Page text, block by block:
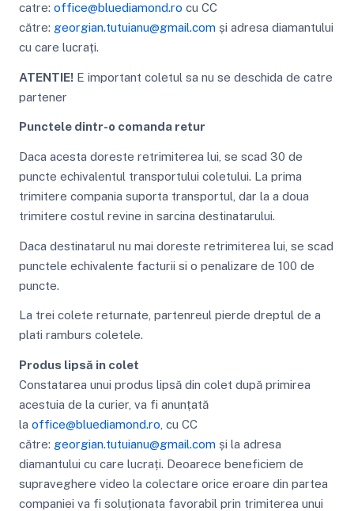
catre: office@bluediamond.ro cu CC
către: georgian.tutuianu@gmail.comși adresa diamantului
cu care lucrați.
ATENTIE!E important coletul sa nu se deschida de catre
partener
Punctele dintr-o comanda retur
Daca acesta doreste retrimiterea lui, se scad 30 de
puncte echivalentul transportului coletului. La prima
trimitere compania suporta transportul, dar la a doua
trimitere costul revine in sarcina destinatarului.
Daca destinatarul nu mai doreste retrimiterea lui, se scad
punctele echivalente facturii si o penalizare de 100 de
puncte.
La trei colete returnate, partenreul pierde dreptul de a
plati ramburs coletele.
Produs lipsă in colet
Constatarea unui produs lipsă din colet după primirea
acestuia de la curier, va fi anunțată
la office@bluediamond.ro , cu CC
către: georgian.tutuianu@gmail.comși la adresa
diamantului cu care lucrați. Deoarece beneficiem de
supraveghere video la colectare orice eroare din partea
companiei va fi soluționata favorabil prin trimiterea unui